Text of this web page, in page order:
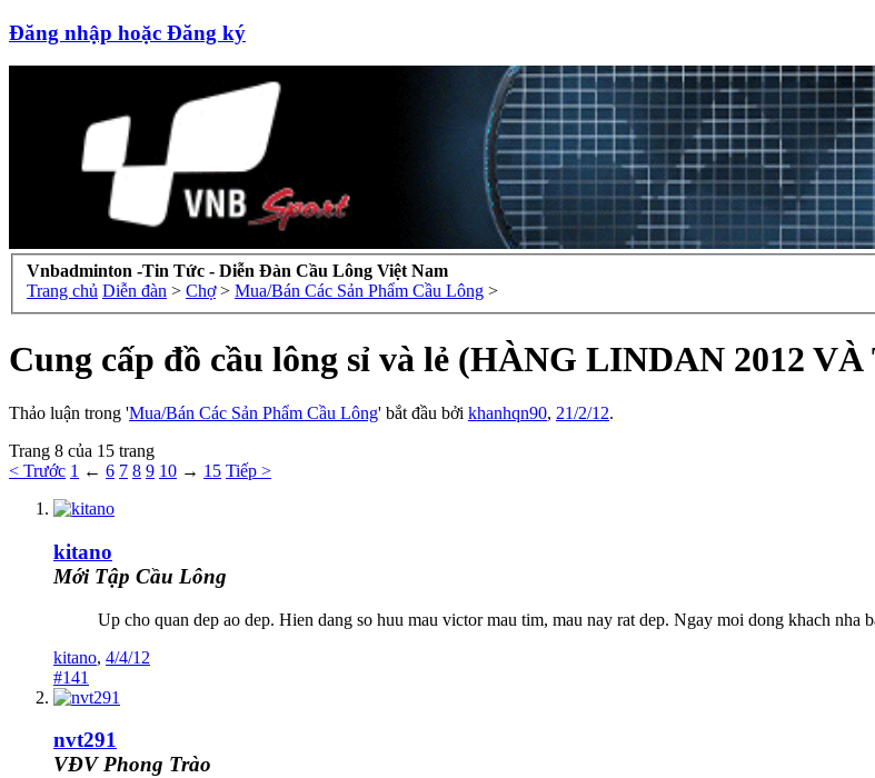
Đăng nhập hoặc Đăng ký
Vnbadminton -Tin Tức - Diễn Đàn Cầu Lông Việt Nam
Trang chủ Diễn đàn > Chợ > Mua/Bán Các Sản Phẩm Cầu Lông >
Cung cấp đồ cầu lông sỉ và lẻ (HÀNG LINDAN 2012
Thảo luận trong 'Mua/Bán Các Sản Phẩm Cầu Lông' bắt đầu bởi khanhqn90, 21/2/12.
Trang 8 của 15 trang
< Trước 1 ← 6 7 8 9 10 → 15 Tiếp >
kitano
Mới Tập Cầu Lông
Up cho quan dep ao dep. Hien dang so huu mau victor mau tim, mau nay rat dep. Ngay moi dong khach nha
kitano, 4/4/12
#141
nvt291
VĐV Phong Trào